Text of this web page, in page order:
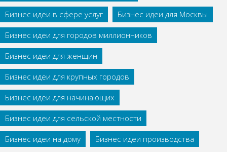
Бизнес идеи в сфере услуг
Бизнес идеи для Москвы
Бизнес идеи для городов миллионников
Бизнес идеи для женщин
Бизнес идеи для крупных городов
Бизнес идеи для начинающих
Бизнес идеи для сельской местности
Бизнес идеи на дому
Бизнес идеи производства